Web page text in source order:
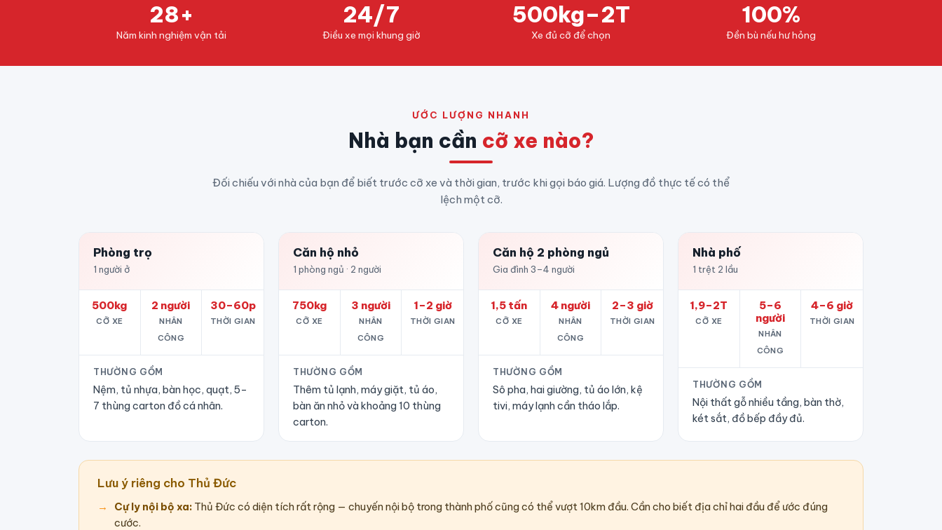
28+
Năm kinh nghiệm vận tải
24/7
Điều xe mọi khung giờ
500kg–2T
Xe đủ cỡ để chọn
100%
Đền bù nếu hư hỏng
ƯỚC LƯỢNG NHANH
Nhà bạn cần cỡ xe nào?
Đối chiếu với nhà của bạn để biết trước cỡ xe và thời gian, trước khi gọi báo giá. Lượng đồ thực tế có thể
lệch một cỡ.
Phòng trọ
1 người ở
500kg
CỠ XE
2 người
NHÂN
CÔNG
30–60p
THỜI GIAN
THƯỜNG GỒM
Nệm, tủ nhựa, bàn học, quạt, 5–
7 thùng carton đồ cá nhân.
Căn hộ nhỏ
1 phòng ngủ · 2 người
750kg
CỠ XE
3 người
NHÂN
CÔNG
1–2 giờ
THỜI GIAN
THƯỜNG GỒM
Thêm tủ lạnh, máy giặt, tủ áo,
bàn ăn nhỏ và khoảng 10 thùng
carton.
Căn hộ 2 phòng ngủ
Gia đình 3–4 người
1,5 tấn
CỠ XE
4 người
NHÂN
CÔNG
2–3 giờ
THỜI GIAN
THƯỜNG GỒM
Sô pha, hai giường, tủ áo lớn, kệ
tivi, máy lạnh cần tháo lắp.
Nhà phố
1 trệt 2 lầu
1,9–2T
CỠ XE
5–6
người
NHÂN
CÔNG
4–6 giờ
THỜI GIAN
THƯỜNG GỒM
Nội thất gỗ nhiều tầng, bàn thờ,
két sắt, đồ bếp đầy đủ.
Lưu ý riêng cho Thủ Đức
Cự ly nội bộ xa: Thủ Đức có diện tích rất rộng — chuyến nội bộ trong thành phố cũng có thể vượt 10km đầu. Cần cho biết địa chỉ hai đầu để ước đúng
cước.